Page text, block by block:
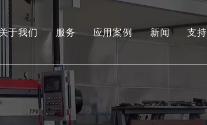
可再生能源抓取系列
压抓斗系列
斗
关于我们 服务 应用案例 新闻 支持